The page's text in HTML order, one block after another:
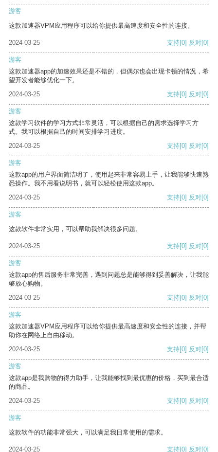
游客
这款加速器VPM应用程序可以给你提供最高速度和安全性的连接。
2024-03-25 支持[0] 反对[0]
游客
这款加速器app的加速效果还是不错的，但偶尔也会出现卡顿的情况，希
望开发者能够优化一下。
2024-03-25
支持[0] 反对[0]
游客
这款学习软件的学习方式非常灵活，可以根据自己的需求选择学习方
式。我可以根据自己的时间安排学习进度。
2024-03-25
支持[0] 反对[0]
游客
这款app的用户界面简洁明了，使用起来非常容易上手，让我能够快速熟
悉操作。我不用看说明书，就可以轻松使用这款app。
2024-03-25
支持[0] 反对[0]
游客
这款软件非常实用，可以帮助我解决很多问题。
2024-03-25 支持[0] 反对[0]
游客
这款app的售后服务非常完善，遇到问题总是能够得到妥善解决，让我能
够放心购物。
2024-03-25
支持[0] 反对[0]
游客
这款加速器VPM应用程序可以给你提供最高速度和安全性的连接，并帮
助你在网络上自由移动。
2024-03-25
支持[0] 反对[0]
游客
这款app是我购物的得力助手，让我能够找到最优惠的价格，买到最合适
的商品。
2024-03-25
支持[0] 反对[0]
游客
这款软件的功能非常强大，可以满足我日常使用的需求。
2024-03-25 支持[0] 反对[0]